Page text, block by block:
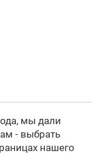
мы дали
- выбрать
нашего